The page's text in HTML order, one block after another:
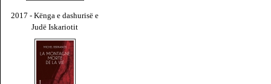
2017 - Kënga e dashurisë e
Judë Iskariotit